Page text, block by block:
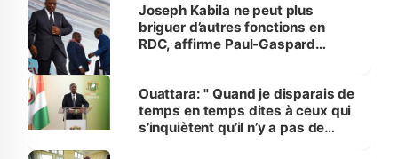
Joseph Kabila ne peut plus
briguer d’autres fonctions en
RDC, affirme Paul-Gaspard
Ouattara: " Quand je disparais de
temps en temps dites à ceux qui
s’inquiètent qu’il n’y a pas de